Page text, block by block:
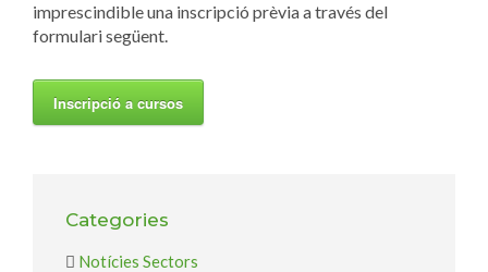
imprescindible una inscripció prèvia a través del
formulari següent.
Inscripció a cursos
Categories
Notícies Sectors